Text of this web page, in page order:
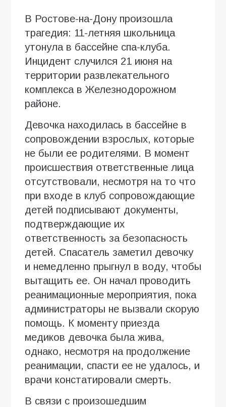
В Ростове-на-Дону произошла
трагедия: 11-летняя школьница
утонула в бассейне спа-клуба.
Инцидент случился 21 июня на
территории развлекательного
комплекса в Железнодорожном
районе.
Девочка находилась в бассейне в
сопровождении взрослых, которые
не были ее родителями. В момент
происшествия ответственные лица
отсутствовали, несмотря на то что
при входе в клуб сопровождающие
детей подписывают документы,
подтверждающие их
ответственность за безопасность
детей. Спасатель заметил девочку
и немедленно прыгнул в воду, чтобы
вытащить ее. Он начал проводить
реанимационные мероприятия, пока
администраторы не вызвали скорую
помощь. К моменту приезда
медиков девочка была жива,
однако, несмотря на продолжение
реанимации, спасти ее не удалось, и
врачи констатировали смерть.
В связи с произошедшим